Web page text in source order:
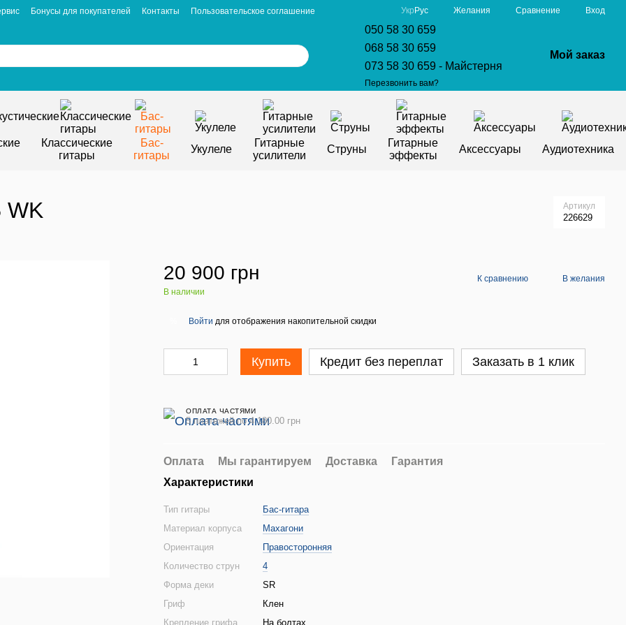
Бонусы для покупателей Контакты Пользовательское соглашение Укр Рус Желания Сравнение Вход
050 58 30 659
068 58 30 659
073 58 30 659 - Майстерня
Перезвонить вам?
Мой заказ
Классические
гитары
Бас-
гитары
Укулеле
Гитарные
усилители
Струны
Гитарные
эффекты
Аксессуары Аудиотехника
WK Артикул
226629
20 900 грн
В наличии
К сравнению В желания
Войти для отображения накопительной скидки
Купить Кредит без переплат Заказать в 1 клик
ОПЛАТА ЧАСТЯМИ
5 платежей по 4 180.00 грн
Оплата Мы гарантируем Доставка
Гарантия
Характеристики
Тип гитары
Бас-гитара
Материал корпуса
Махагони
Ориентация
Правосторонняя
Количество струн
4
Форма деки
SR
Гриф
Клен
Крепление грифа
На болтах